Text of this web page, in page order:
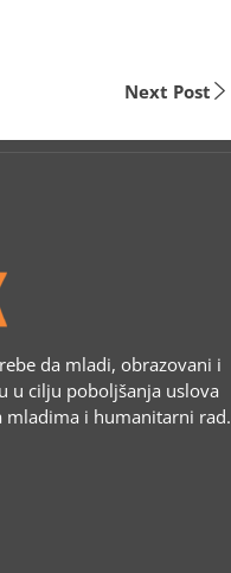
Next Post
da mladi, obrazovani i
u cilju poboljšanja uslova
mladima i humanitarni rad.